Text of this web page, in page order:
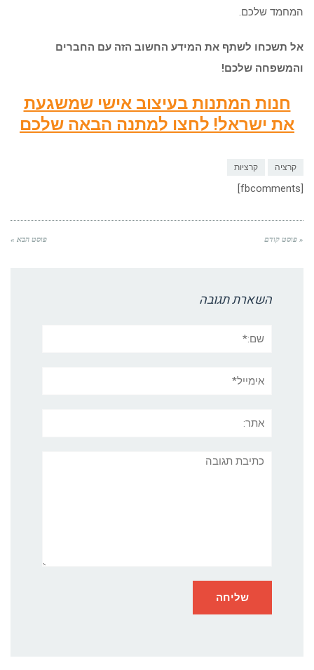
המחמד שלכם.
אל תשכחו לשתף את המידע החשוב הזה עם החברים
והמשפחה שלכם!
חנות המתנות בעיצוב אישי שמשגעת
את ישראל! לחצו למתנה הבאה שלכם
קרציה קרציות
[fbcomments]
« פוסט קודם פוסט הבא »
השארת תגובה
תגובה